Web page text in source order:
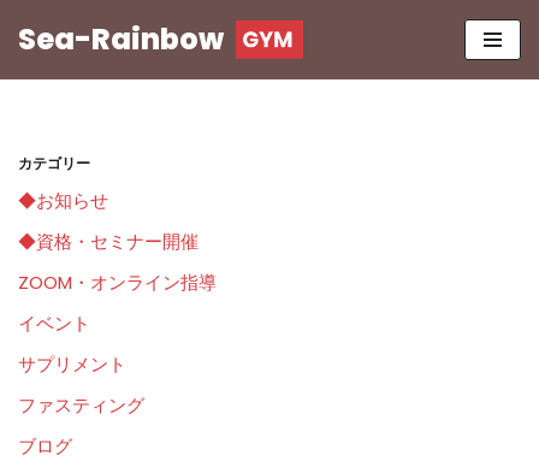
へ
ス
ッ
プ
Sea-Rainbow
カテゴリー
◆お知らせ
◆資格・セミナー開催
ZOOM・オンライン指導
イベント
サプリメント
ファスティング
ブログ